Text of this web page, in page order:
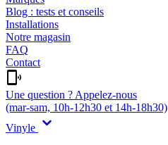
Blog : tests et conseils
Installations
Notre magasin
FAQ
Contact
Une question ? Appelez-nous
(mar-sam, 10h-12h30 et 14h-18h30)
Vinyle